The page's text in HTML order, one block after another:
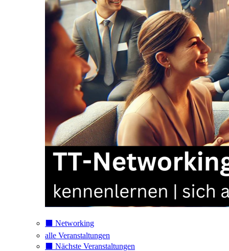
⬛️ Networking
alle Veranstaltungen
⬛️ Nächste Veranstaltungen